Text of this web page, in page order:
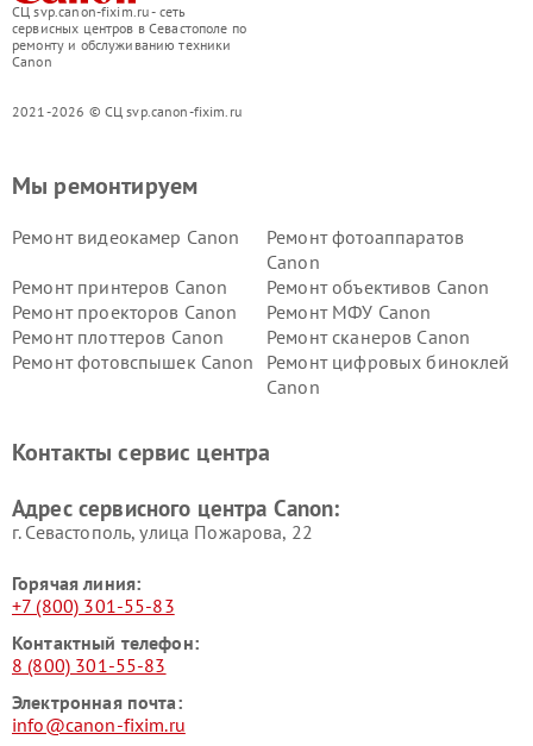
СЦ svp.canon-fixim.ru - сеть
сервисных центров в Севастополе по
ремонту и обслуживанию техники
Canon
2021-2026 © СЦ svp.canon-fixim.ru
Мы ремонтируем
Ремонт видеокамер Canon
Ремонт фотоаппаратов
Canon
Ремонт принтеров Canon
Ремонт объективов Canon
Ремонт проекторов Canon
Ремонт МФУ Canon
Ремонт плоттеров Canon
Ремонт сканеров Canon
Ремонт фотовспышек Canon
Ремонт цифровых биноклей
Canon
Контакты сервис центра
Адрес сервисного центра Canon:
г. Севастополь, улица Пожарова, 22
Горячая линия:
+7 (800) 301-55-83
Контактный телефон:
8 (800) 301-55-83
Электронная почта:
info@canon-fixim.ru